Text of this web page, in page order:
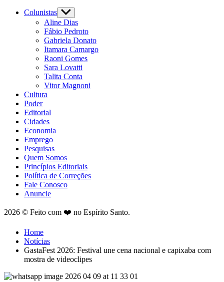
Colunistas
Aline Dias
Fábio Pedroto
Gabriela Donato
Itamara Camargo
Raoni Gomes
Sara Lovatti
Talita Conta
Vitor Magnoni
Cultura
Poder
Editorial
Cidades
Economia
Emprego
Pesquisas
Quem Somos
Princípios Editoriais
Política de Correções
Fale Conosco
Anuncie
2026 © Feito com ❤️ no Espírito Santo.
Home
Notícias
GastaFest 2026: Festival une cena nacional e capixaba com
mostra de videoclipes